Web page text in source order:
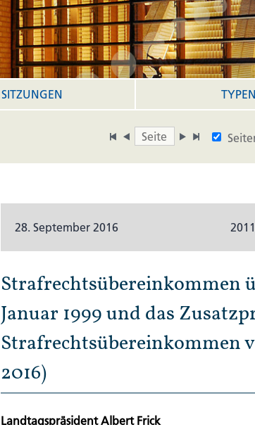
SITZUNGEN TYPEN
28. September 2016 2011
Strafrechtsübereinkommen
Januar 1999 und das
Strafrechtsübereinkommen
2016)
Landtagspräsident Albert Frick